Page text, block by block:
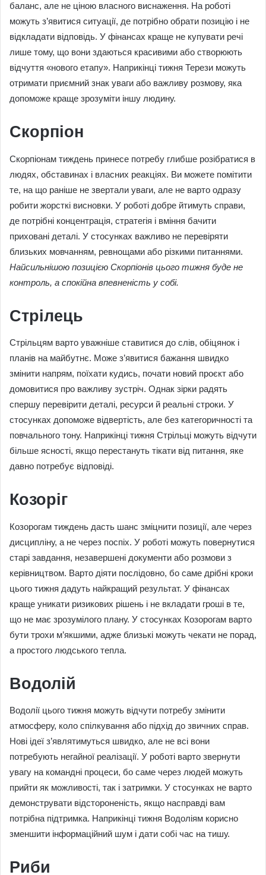
баланс, але не ціною власного виснаження. На роботі
можуть з’явитися ситуації, де потрібно обрати позицію і не
відкладати відповідь. У фінансах краще не купувати речі
лише тому, що вони здаються красивими або створюють
відчуття «нового етапу». Наприкінці тижня Терези можуть
отримати приємний знак уваги або важливу розмову, яка
допоможе краще зрозуміти іншу людину.
Скорпіон
Скорпіонам тиждень принесе потребу глибше розібратися в
людях, обставинах і власних реакціях. Ви можете помітити
те, на що раніше не звертали уваги, але не варто одразу
робити жорсткі висновки. У роботі добре йтимуть справи,
де потрібні концентрація, стратегія і вміння бачити
приховані деталі. У стосунках важливо не перевіряти
близьких мовчанням, ревнощами або різкими питаннями.
Найсильнішою позицією Скорпіонів цього тижня буде не
контроль, а спокійна впевненість у собі.
Стрілець
Стрільцям варто уважніше ставитися до слів, обіцянок і
планів на майбутнє. Може з’явитися бажання швидко
змінити напрям, поїхати кудись, почати новий проєкт або
домовитися про важливу зустріч. Однак зірки радять
спершу перевірити деталі, ресурси й реальні строки. У
стосунках допоможе відвертість, але без категоричності та
повчального тону. Наприкінці тижня Стрільці можуть відчути
більше ясності, якщо перестануть тікати від питання, яке
давно потребує відповіді.
Козоріг
Козорогам тиждень дасть шанс зміцнити позиції, але через
дисципліну, а не через поспіх. У роботі можуть повернутися
старі завдання, незавершені документи або розмови з
керівництвом. Варто діяти послідовно, бо саме дрібні кроки
цього тижня дадуть найкращий результат. У фінансах
краще уникати ризикових рішень і не вкладати гроші в те,
що не має зрозумілого плану. У стосунках Козорогам варто
бути трохи м’якшими, адже близькі можуть чекати не порад,
а простого людського тепла.
Водолій
Водолії цього тижня можуть відчути потребу змінити
атмосферу, коло спілкування або підхід до звичних справ.
Нові ідеї з’являтимуться швидко, але не всі вони
потребують негайної реалізації. У роботі варто звернути
увагу на командні процеси, бо саме через людей можуть
прийти як можливості, так і затримки. У стосунках не варто
демонструвати відстороненість, якщо насправді вам
потрібна підтримка. Наприкінці тижня Водоліям корисно
зменшити інформаційний шум і дати собі час на тишу.
Риби